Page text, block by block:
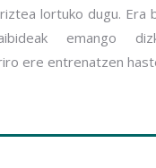
lortuko dugu. Era
emango
ere entrenatzen